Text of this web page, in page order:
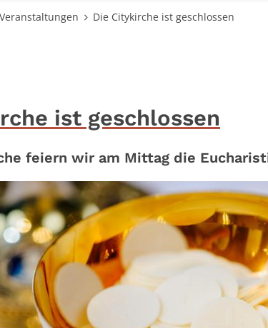
Veranstaltungen Die Citykirche ist geschlossen
ist geschlossen
feiern wir am Mittag die